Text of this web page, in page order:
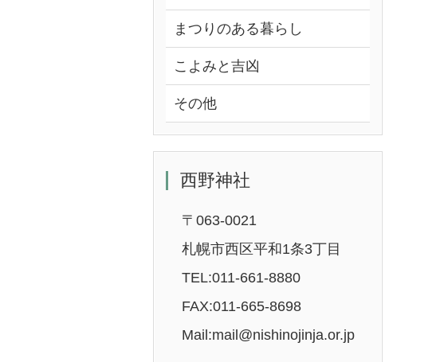
まつりのある暮らし
こよみと吉凶
その他
西野神社
〒063-0021
札幌市西区平和1条3丁目
TEL:011-661-8880
FAX:011-665-8698
Mail:mail@nishinojinja.or.jp